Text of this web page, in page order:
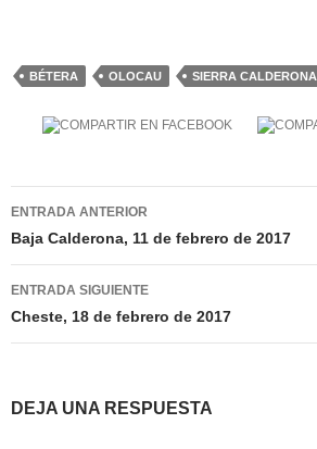
BÉTERA OLOCAU SIERRA CALDERONA
Navegación
de
entradas
ENTRADA ANTERIOR
Baja Calderona, 11 de febrero de 2017
ENTRADA SIGUIENTE
Cheste, 18 de febrero de 2017
DEJA UNA RESPUESTA